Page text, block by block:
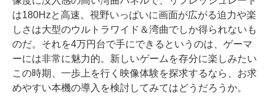
は180Hzと高速。視野いっぱいに画面が広がる迫力や楽
しさは大型のウルトラワイド＆湾曲でしか得られないも
のだ。それを4万円台で手にできるというのは、ゲーマ
ーには非常に魅力的。新しいゲームを存分に楽しみたい
この時期、一歩上を行く映像体験を探求するなら、お求
めやすい本機の導入を検討してみてはどうだろうか。